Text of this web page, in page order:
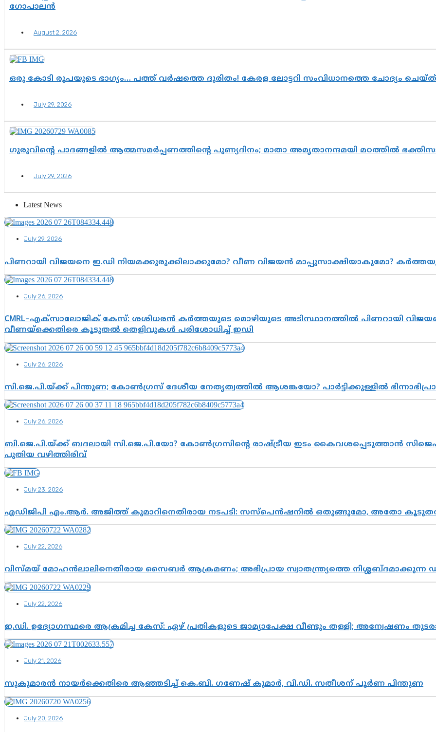
ഗോപാലൻ
August 2, 2026
ഒരു കോടി രൂപയുടെ ഭാഗ്യം… പത്ത് വർഷത്തെ ദുരിതം! കേരള ലോട്ടറി സംവിധാനത്തെ ചോദ്യം
July 29, 2026
ഗുരുവിന്റെ പാദങ്ങളിൽ ആത്മസമർപ്പണത്തിന്റെ പുണ്യദിനം; മാതാ അമൃതാനന്ദമയി മഠത്തിൽ
July 29, 2026
Latest News
July 29, 2026
പിണറായി വിജയനെ ഇ.ഡി നിയമക്കുരുക്കിലാക്കുമോ? വീണ വിജയൻ മാപ്പുസാക്ഷിയാകുമോ?
July 26, 2026
CMRL–എക്‌സാലോജിക് കേസ്: ശശിധരൻ കർത്തയുടെ മൊഴിയുടെ അടിസ്ഥാനത്തിൽ പിണറായി
വീണയ്‌ക്കെതിരെ കൂടുതൽ തെളിവുകൾ പരിശോധിച്ച് ഇഡി
July 26, 2026
സി.ജെ.പി.യ്ക്ക് പിന്തുണ; കോൺഗ്രസ് ദേശീയ നേതൃത്വത്തിൽ ആശങ്കയോ? പാർട്ടിക്കുള്ളിൽ
July 26, 2026
ബി.ജെ.പി.യ്ക്ക് ബദലായി സി.ജെ.പി.യോ? കോൺഗ്രസിന്റെ രാഷ്ട്രീയ ഇടം കൈവശപ്പെടുത്താൻ
പുതിയ വഴിത്തിരിവ്
July 23, 2026
എഡിജിപി എം.ആർ. അജിത്ത് കുമാറിനെതിരായ നടപടി: സസ്പെൻഷനിൽ ഒതുങ്ങുമോ, അതോ
July 22, 2026
വിസ്മയ് മോഹൻലാലിനെതിരായ സൈബർ ആക്രമണം; അഭിപ്രായ സ്വാതന്ത്ര്യത്തെ നിശ്ശബ്ദമാക്കുന്ന
July 22, 2026
ഇ.ഡി. ഉദ്യോഗസ്ഥരെ ആക്രമിച്ച കേസ്: ഏഴ് പ്രതികളുടെ ജാമ്യാപേക്ഷ വീണ്ടും തള്ളി; അന്വേഷണം
July 21, 2026
സുകുമാരൻ നായർക്കെതിരെ ആഞ്ഞടിച്ച് കെ.ബി. ഗണേഷ് കുമാർ, വി.ഡി. സതീശന് പൂർണ പിന്തുണ
July 20, 2026